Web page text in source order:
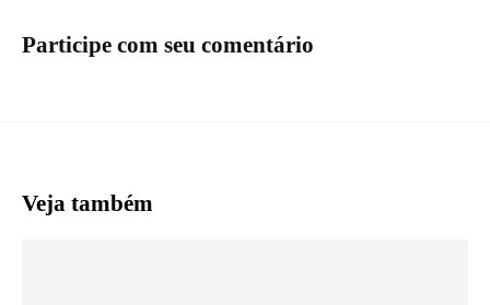
Participe com seu comentário
Veja também